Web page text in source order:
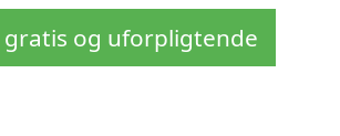
gratis og uforpligtende